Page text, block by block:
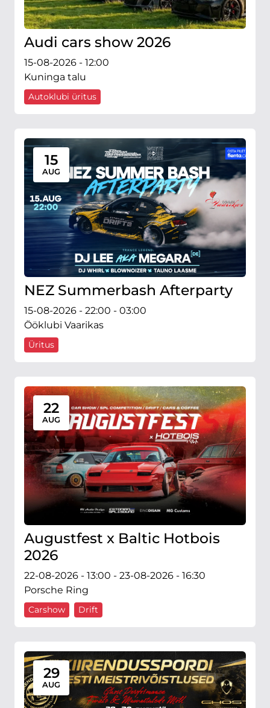
Audi cars show 2026
15-08-2026 - 12:00
Kuninga talu
Autoklubi üritus
15
AUG
NEZ Summerbash Afterparty
15-08-2026 - 22:00 - 03:00
Ööklubi Vaarikas
Üritus
22
AUG
Augustfest x Baltic Hotbois
2026
22-08-2026 - 13:00 - 23-08-2026 - 16:30
Porsche Ring
Carshow Drift
29
AUG